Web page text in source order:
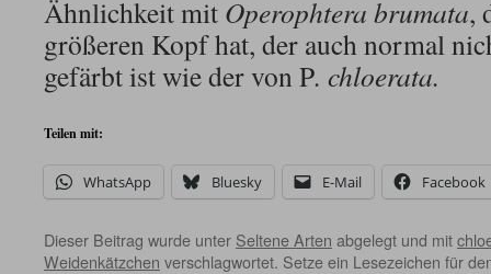
Ähnlichkeit mit Operophtera brumata,
größeren Kopf hat, der auch normal
gefärbt ist wie der von P. chloerata.
Teilen mit:
WhatsApp Bluesky E-Mail Facebook
Dieser Beitrag wurde unter Seltene Arten abgelegt und mit
Weidenkätzchen verschlagwortet. Setze ein Lesezeichen für